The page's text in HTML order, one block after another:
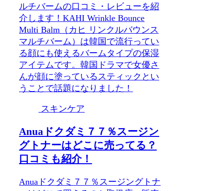
ルチバームの口コミ・レビューを紹
介します！KAHI Wrinkle Bounce
Multi Balm（カヒ リンクルバウンス
マルチバーム）は韓国で流行ってい
る顔にも使えるバームタイプの保湿
アイテムです。韓国ドラマで女優さ
んが顔に塗っているスティックとい
うことで話題になりました！
スキンケア
Anuaドクダミ７７％スージン
グトナーはどこに売ってる？
口コミも紹介！
Anuaドクダミ７７％スージングトナ